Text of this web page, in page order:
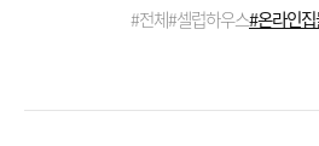
#전체#셀럽하우스#온라인